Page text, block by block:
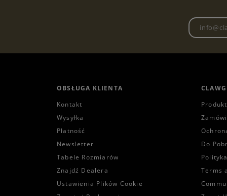
OBSŁUGA KLIENTA
Kontakt
Wysyłka
Płatność
Newsletter
Tabele Rozmiarów
Znajdź Dealera
Ustawienia Plików Cookie
Do
Terms